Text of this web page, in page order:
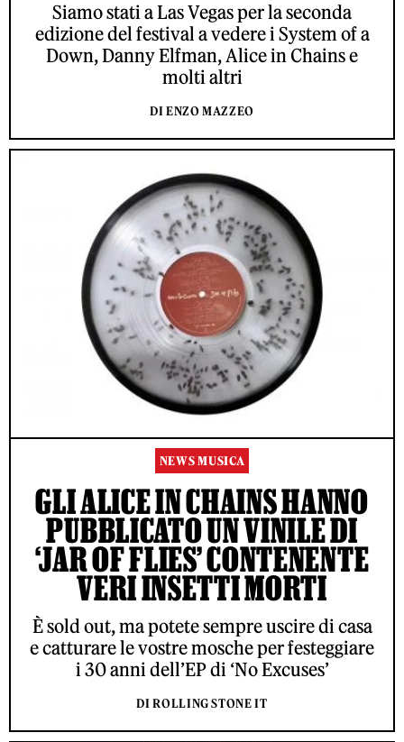
Siamo stati a Las Vegas per la seconda
edizione del festival a vedere i System of a
Down, Danny Elfman, Alice in Chains e
molti altri
DI ENZO MAZZEO
NEWS MUSICA
GLI ALICE IN CHAINS HANNO
PUBBLICATO UN VINILE DI
‘JAR OF FLIES’ CONTENENTE
VERI INSETTI MORTI
È sold out, ma potete sempre uscire di casa
e catturare le vostre mosche per festeggiare
i 30 anni dell’EP di ‘No Excuses’
DI ROLLING STONE IT